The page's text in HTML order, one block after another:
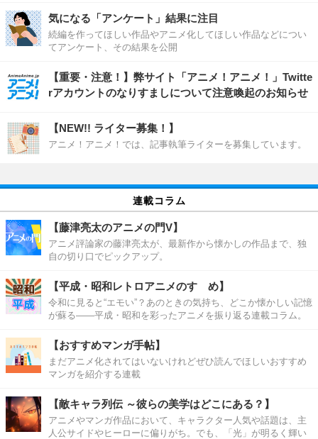
気になる「アンケート」結果に注目
続編を作ってほしい作品やアニメ化してほしい作品などについ
てアンケート、その結果を公開
【重要・注意！】弊サイト「アニメ！アニメ！」Twitte
rアカウントのなりすましについて注意喚起のお知らせ
【NEW!! ライター募集！】
アニメ！アニメ！では、記事執筆ライターを募集しています。
連載コラム
【藤津亮太のアニメの門V】
アニメ評論家の藤津亮太が、最新作から懐かしの作品まで、独
自の切り口でピックアップ。
【平成・昭和レトロアニメのすゝめ】
令和に見ると“エモい”？あのときの気持ち、どこか懐かしい記憶
が蘇る――平成・昭和を彩ったアニメを振り返る連載コラム。
【おすすめマンガ手帖】
まだアニメ化されてはいないけれどぜひ読んでほしいおすすめ
マンガを紹介する連載
【敵キャラ列伝 ～彼らの美学はどこにある？】
アニメやマンガ作品において、キャラクター人気や話題は、主
人公サイドやヒーローに偏りがち。でも、「光」が明るく輝い